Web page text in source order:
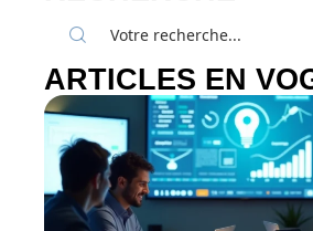
ARTICLES EN